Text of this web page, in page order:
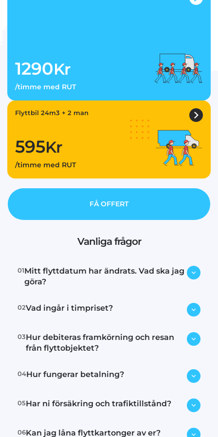
1290Kr
/timme med RUT
Flyttbil 24m3 + 2 man
595Kr
/timme med RUT
FÅ OFFERT
Vanliga frågor
01Mitt flyttdatum har ändrats. Vad ska jag
göra?
Kontakta oss omedelbart via e-post
ny tid.
02Vad ingår i timpriset?
Lastning, transport och lossning.
03Hur debiteras framkörning och resan
från flyttobjektet?
Inom tullarna debiterar vi 15
minuter för körning tillbaka.
minuter för framkörning och 30 min
04Hur fungerar betalning?
Vi har följande betalnings metoder:
SWISH: 1234948394 Avgift 55:-
05Har ni försäkring och trafiktillstånd?
06Kan jag låna flyttkartonger av er?